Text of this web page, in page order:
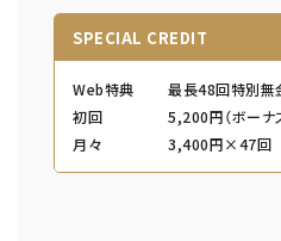
SPECIAL CREDIT
Web特典
最長48回特別無
初回
5,200円（ボーナ
月々
3,400円×47回